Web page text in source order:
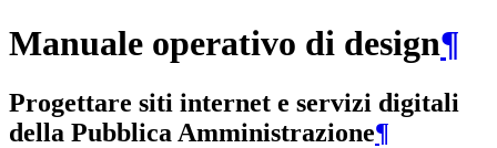
Manuale operativo di design¶
Progettare siti internet e servizi digitali
della Pubblica Amministrazione¶